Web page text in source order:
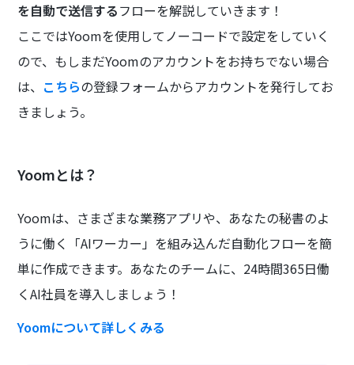
を自動で送信するフローを解説していきます！
ここではYoomを使用してノーコードで設定をしていく
ので、もしまだYoomのアカウントをお持ちでない場合
は、 こちらの登録フォームからアカウントを発行してお
きましょう。
Yoomとは？
Yoomは、さまざまな業務アプリや、あなたの秘書のよ
うに働く「AIワーカー」を組み込んだ自動化フローを簡
単に作成できます。あなたのチームに、24時間365日働
くAI社員を導入しましょう！
Yoomについて詳しくみる